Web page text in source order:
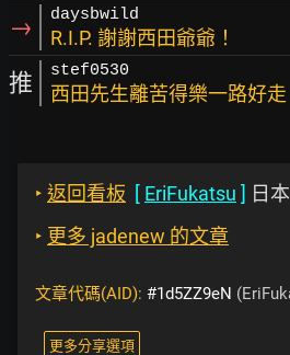
→ daysbwild
R.I.P. 謝謝西田爺爺！
推 stef0530
西田先生離苦得樂一路好走
‣ 返回看板 [ EriFukatsu ] 日本
‣ 更多 jadenew 的文章
文章代碼(AID): #1d5ZZ9eN
更多分享選項